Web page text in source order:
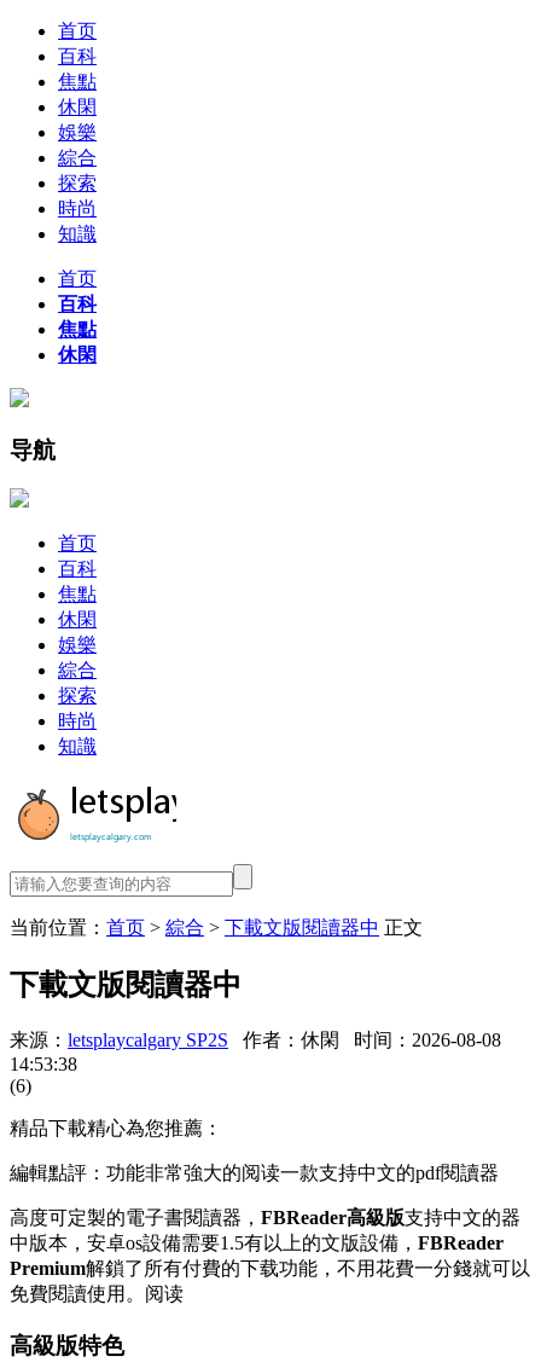
首页
百科
焦點
休閑
娛樂
綜合
探索
時尚
知識
首页
百科
焦點
休閑
导航
首页
百科
焦點
休閑
娛樂
綜合
探索
時尚
知識
当前位置： 首页 > 綜合 > 下載文版閱讀器中 正文
下載文版閱讀器中
来源： letsplaycalgary SP2S 作者：休閑
时间：2026-08-08
14:53:38
(6)
精品下載精心為您推薦：
編輯點評：功能非常強大的阅读一款支持中文的pdf閱讀器
高度可定製的電子書閱讀器， FBReader高級版支持中文的器
中版本，安卓os設備需要1.5有以上的文版設備， FBReader
Premium解鎖了所有付費的下载功能，不用花費一分錢就可以
免費閱讀使用。阅读
高級版特色